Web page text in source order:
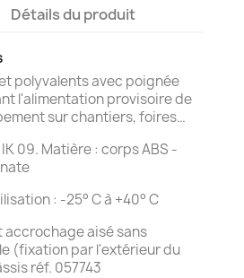
Détails du produit
polyvalents avec poignée
l'alimentation provisoire de
sur chantiers, foires…
09. Matière : corps ABS -
: -25° C à +40° C
accrochage aisé sans
(fixation par l'extérieur du
réf. 057743